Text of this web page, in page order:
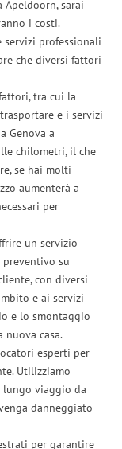
Apeldoorn, sarai
i costi.
servizi professionali
che diversi fattori
tra cui la
e i servizi
Genova a
chilometri, il che
se hai molti
aumenterà a
per
un servizio
preventivo su
con diversi
e ai servizi
e lo smontaggio
casa.
esperti per
Utilizziamo
viaggio da
danneggiato
per garantire